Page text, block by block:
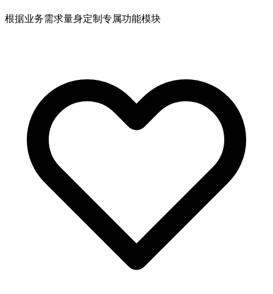
根据业务需求量身定制专属功能模块